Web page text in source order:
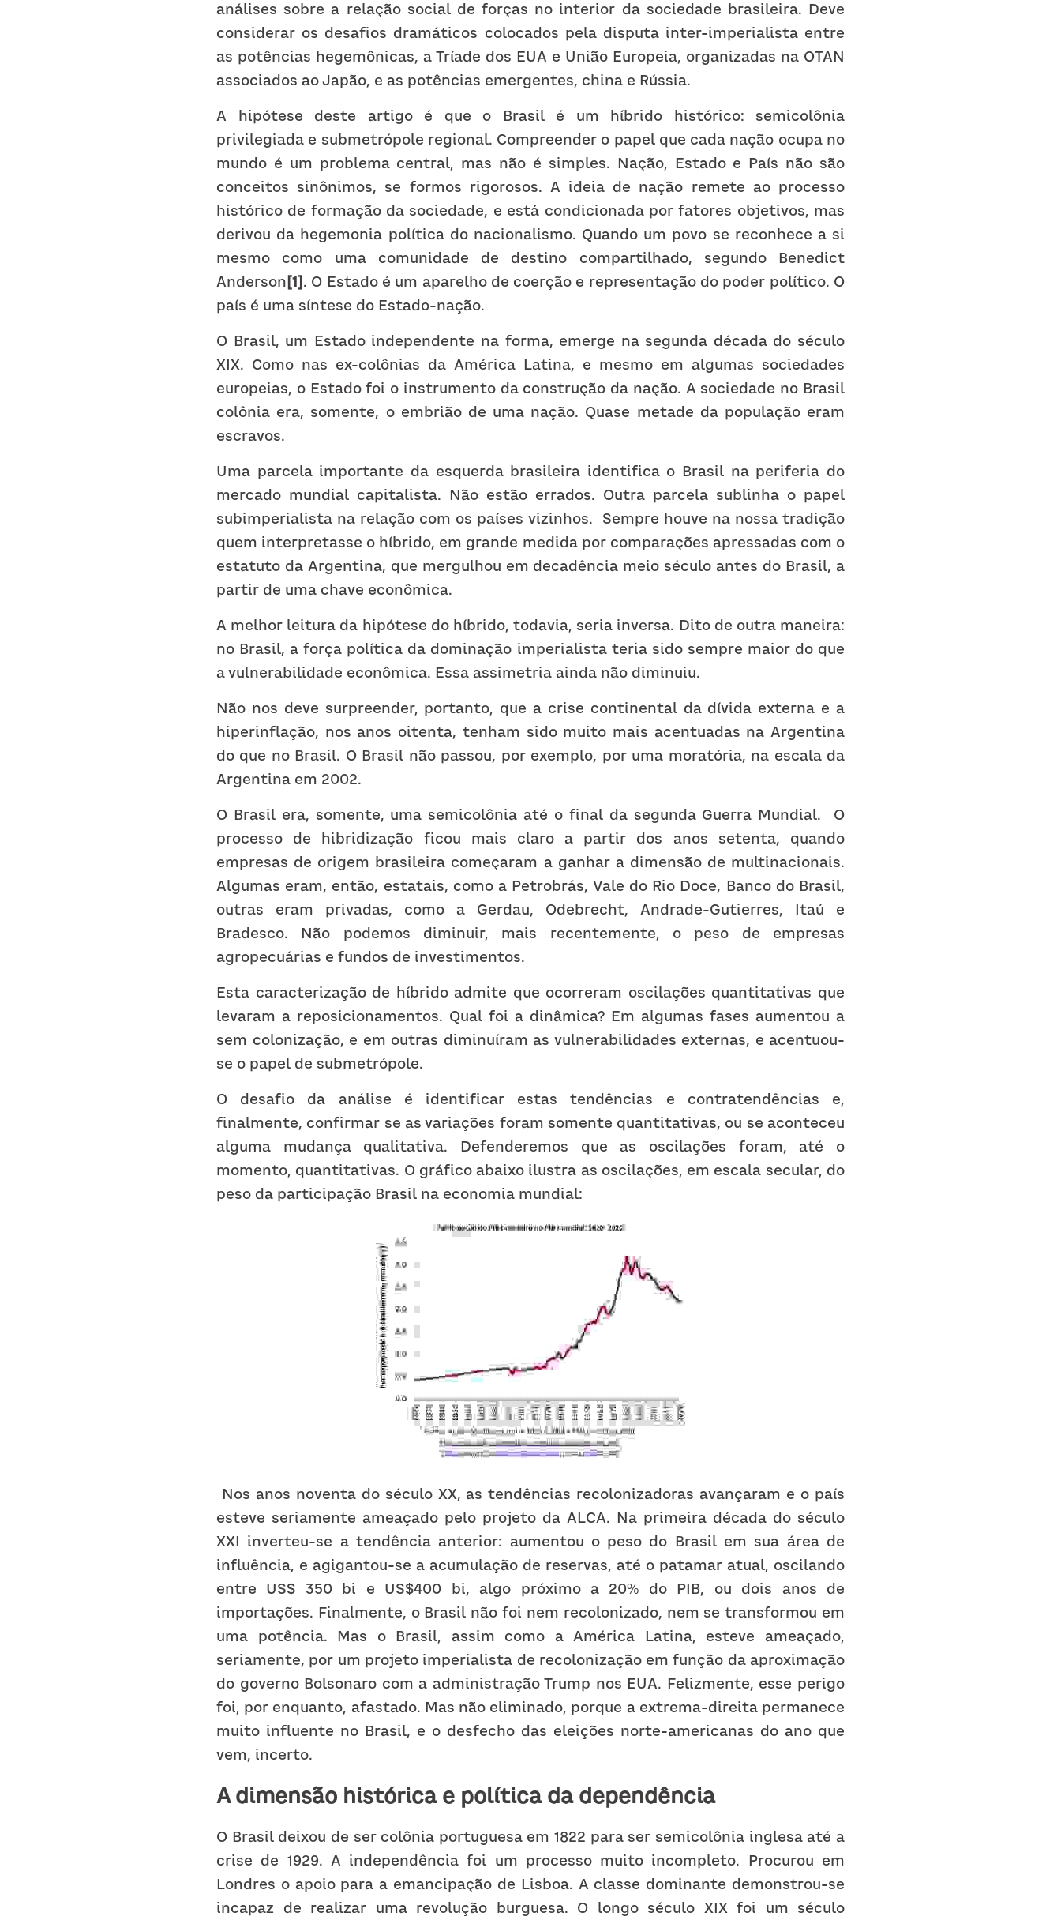
análises sobre a relação social de forças no interior da sociedade brasileira. Deve
considerar os desafios dramáticos colocados pela disputa inter-imperialista entre
as potências hegemônicas, a Tríade dos EUA e União Europeia, organizadas na OTAN
associados ao Japão, e as potências emergentes, china e Rússia.
A hipótese deste artigo é que o Brasil é um híbrido histórico: semicolônia
privilegiada e submetrópole regional. Compreender o papel que cada nação ocupa no
mundo é um problema central, mas não é simples. Nação, Estado e País não são
conceitos sinônimos, se formos rigorosos. A ideia de nação remete ao processo
histórico de formação da sociedade, e está condicionada por fatores objetivos, mas
derivou da hegemonia política do nacionalismo. Quando um povo se reconhece a si
mesmo como uma comunidade de destino compartilhado, segundo Benedict
Anderson [1] . O Estado é um aparelho de coerção e representação do poder político. O
país é uma síntese do Estado-nação.
O Brasil, um Estado independente na forma, emerge na segunda década do século
XIX. Como nas ex-colônias da América Latina, e mesmo em algumas sociedades
europeias, o Estado foi o instrumento da construção da nação. A sociedade no Brasil
colônia era, somente, o embrião de uma nação. Quase metade da população eram
escravos.
Uma parcela importante da esquerda brasileira identifica o Brasil na periferia do
mercado mundial capitalista. Não estão errados. Outra parcela sublinha o papel
subimperialista na relação com os países vizinhos.  Sempre houve na nossa tradição
quem interpretasse o híbrido, em grande medida por comparações apressadas com o
estatuto da Argentina, que mergulhou em decadência meio século antes do Brasil, a
partir de uma chave econômica.
A melhor leitura da hipótese do híbrido, todavia, seria inversa. Dito de outra maneira:
no Brasil, a força política da dominação imperialista teria sido sempre maior do que
a vulnerabilidade econômica. Essa assimetria ainda não diminuiu.
Não nos deve surpreender, portanto, que a crise continental da dívida externa e a
hiperinflação, nos anos oitenta, tenham sido muito mais acentuadas na Argentina
do que no Brasil. O Brasil não passou, por exemplo, por uma moratória, na escala da
Argentina em 2002.
O Brasil era, somente, uma semicolônia até o final da segunda Guerra Mundial.  O
processo de hibridização ficou mais claro a partir dos anos setenta, quando
empresas de origem brasileira começaram a ganhar a dimensão de multinacionais.
Algumas eram, então, estatais, como a Petrobrás, Vale do Rio Doce, Banco do Brasil,
outras eram privadas, como a Gerdau, Odebrecht, Andrade-Gutierres, Itaú e
Bradesco. Não podemos diminuir, mais recentemente, o peso de empresas
agropecuárias e fundos de investimentos.
Esta caracterização de híbrido admite que ocorreram oscilações quantitativas que
levaram a reposicionamentos. Qual foi a dinâmica? Em algumas fases aumentou a
sem colonização, e em outras diminuíram as vulnerabilidades externas, e acentuou-
se o papel de submetrópole.
O desafio da análise é identificar estas tendências e contratendências e,
finalmente, confirmar se as variações foram somente quantitativas, ou se aconteceu
alguma mudança qualitativa. Defenderemos que as oscilações foram, até o
momento, quantitativas. O gráfico abaixo ilustra as oscilações, em escala secular, do
peso da participação Brasil na economia mundial:
Nos anos noventa do século XX, as tendências recolonizadoras avançaram e o país
esteve seriamente ameaçado pelo projeto da ALCA. Na primeira década do século
XXI inverteu-se a tendência anterior: aumentou o peso do Brasil em sua área de
influência, e agigantou-se a acumulação de reservas, até o patamar atual, oscilando
entre US$ 350 bi e US$400 bi, algo próximo a 20% do PIB, ou dois anos de
importações. Finalmente, o Brasil não foi nem recolonizado, nem se transformou em
uma potência. Mas o Brasil, assim como a América Latina, esteve ameaçado,
seriamente, por um projeto imperialista de recolonização em função da aproximação
do governo Bolsonaro com a administração Trump nos EUA. Felizmente, esse perigo
foi, por enquanto, afastado. Mas não eliminado, porque a extrema-direita permanece
muito influente no Brasil, e o desfecho das eleições norte-americanas do ano que
vem, incerto.
A dimensão histórica e política da dependência
O Brasil deixou de ser colônia portuguesa em 1822 para ser semicolônia inglesa até a
crise de 1929. A independência foi um processo muito incompleto. Procurou em
Londres o apoio para a emancipação de Lisboa. A classe dominante demonstrou-se
incapaz de realizar uma revolução burguesa. O longo século XIX foi um século